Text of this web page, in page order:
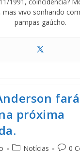
mas vivo sonhando
pampas gaúcho.
próxima
Notícias 0